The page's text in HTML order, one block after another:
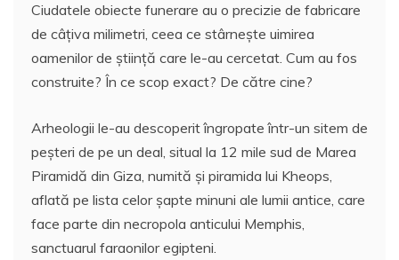
Ciudatele obiecte funerare au o precizie de fabricare
de câţiva milimetri, ceea ce stârneşte uimirea
oamenilor de ştiinţă care le-au cercetat. Cum au fos
construite? În ce scop exact? De către cine?
Arheologii le-au descoperit îngropate într-un sitem de
peşteri de pe un deal, situal la 12 mile sud de Marea
Piramidă din Giza, numită şi piramida lui Kheops,
aflată pe lista celor şapte minuni ale lumii antice, care
face parte din necropola anticului Memphis,
sanctuarul faraonilor egipteni.